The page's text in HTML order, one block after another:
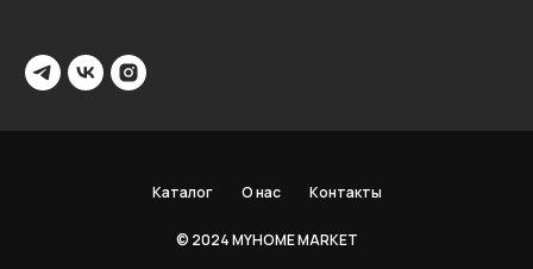
Каталог О нас Контакты
© 2024 MYHOME MARKET